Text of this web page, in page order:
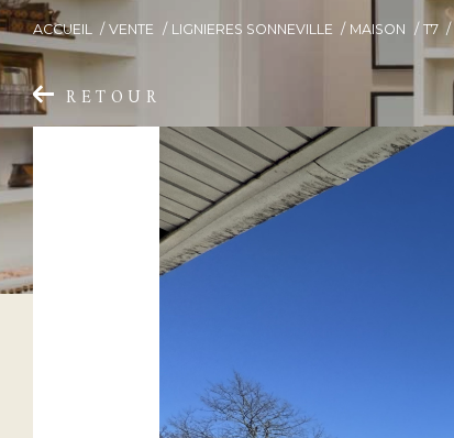
ACCUEIL VENTE LIGNIERES SONNEVILLE MAISON T7
RETOUR